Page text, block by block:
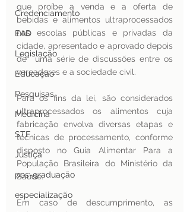
Credenciamento
EAD
Legislação
Educação
Pesquisas
Medicina
STF
Justiça
pos-graduação
especialização
que proíbe a venda e a oferta de
bebidas e alimentos ultraprocessados
nas escolas públicas e privadas da
cidade, apresentado e aprovado depois
de  uma série de discussões entre os
vereadores e a sociedade civil.
Para os fins da lei, são considerados
ultraprocessados os alimentos cuja
fabricação envolva diversas etapas e
técnicas de processamento, conforme
disposto no Guia Alimentar Para a
População Brasileira do Ministério da
Saúde.
Em caso de descumprimento, as